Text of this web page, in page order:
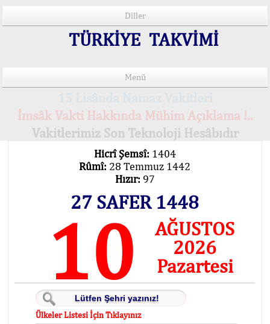
Diller
TÜRKİYE TAKVİMİ
Menü
İmsâk Vakti Hakkında Mühim Açıklama !..
Vakitlerimiz Son Teknoloji Hesâbıdır
Hicrî Şemsî: 1404
Rûmî: 28 Temmuz 1442
Hızır: 97
27 SAFER 1448
10
AĞUSTOS
2026
Pazartesi
Ülkeler Listesi İçin Tıklayınız